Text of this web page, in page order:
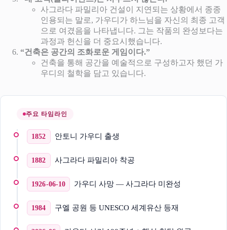
사그라다 파밀리아 건설이 지연되는 상황에서 종종
인용되는 말로, 가우디가 하느님을 자신의 최종 고객
으로 여겼음을 나타냅니다. 그는 작품의 완성보다는
과정과 헌신을 더 중요시했습니다.
“건축은 공간의 조화로운 게임이다.”
건축을 통해 공간을 예술적으로 구성하고자 했던 가
우디의 철학을 담고 있습니다.
주요 타임라인
1852 안토니 가우디 출생
1882 사그라다 파밀리아 착공
1926-06-10 가우디 사망 — 사그라다 미완성
1984 구엘 공원 등 UNESCO 세계유산 등재